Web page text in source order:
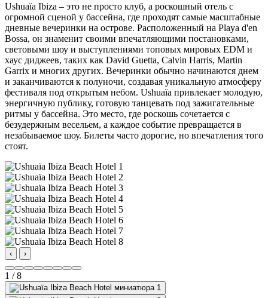
Ushuaïa Ibiza – это не просто клуб, а роскошный отель с
огромной сценой у бассейна, где проходят самые масштабные
дневные вечеринки на острове. Расположенный на Playa d'en
Bossa, он знаменит своими впечатляющими постановками,
световыми шоу и выступлениями топовых мировых EDM и
хаус диджеев, таких как David Guetta, Calvin Harris, Martin
Garrix и многих других. Вечеринки обычно начинаются днем
и заканчиваются к полуночи, создавая уникальную атмосферу
фестиваля под открытым небом. Ushuaïa привлекает молодую,
энергичную публику, готовую танцевать под зажигательные
ритмы у бассейна. Это место, где роскошь сочетается с
безудержным весельем, а каждое событие превращается в
незабываемое шоу. Билеты часто дорогие, но впечатления того
стоят.
‹ ›
1 / 8